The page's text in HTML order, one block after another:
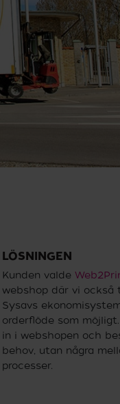
LÖSNINGEN
Kunden valde
webshop där vi också
Sysavs
orderflöde som
in i webshopen och
behov, utan några
processer.